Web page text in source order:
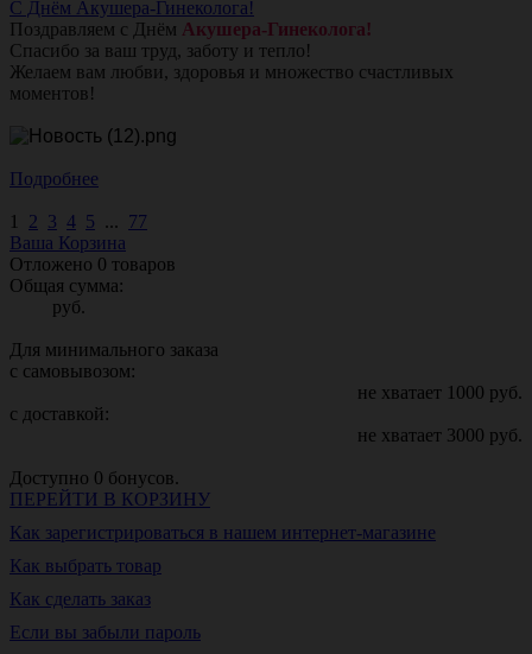
С Днём Акушера-Гинеколога!
Поздравляем с Днём Акушера-Гинеколога!
Спасибо за ваш труд, заботу и тепло!
Желаем вам любви, здоровья и множество счастливых
моментов!
Подробнее
1 2 3 4 5 ... 77
Ваша Корзина
Отложено 0 товаров
Общая сумма:
руб.
Для минимального заказа
с самовывозом:
не хватает 1000 руб.
с доставкой:
не хватает 3000 руб.
Доступно 0 бонусов.
ПЕРЕЙТИ В КОРЗИНУ
Как зарегистрироваться в нашем интернет-магазине
Как выбрать товар
Как сделать заказ
Если вы забыли пароль